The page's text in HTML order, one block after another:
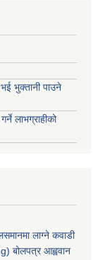
भुक्तानी पाउने
लाभग्राहीको
लाग्ने कवाडी
बोलपत्र आह्ववान